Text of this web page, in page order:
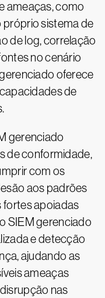
ameaças, como
sistema de
de log, correlação
no cenário
oferece
de
gerenciado
de conformidade,
com os
aos padrões
fortes apoiadas
SIEM gerenciado
e detecção
ajudando as
ameaças
nas